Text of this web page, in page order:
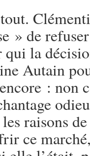
tout.
» de
qui la
Autain
: non
raisons
ce